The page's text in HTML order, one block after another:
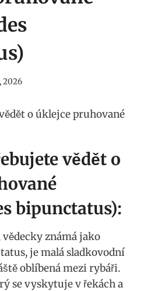
2026
o úklejce⁣ pruhované
vědět o​
bipunctatus):
známá jako
je malá sladkovodní
oblíbená mezi rybáři.
se vyskytuje v ⁤řekách a